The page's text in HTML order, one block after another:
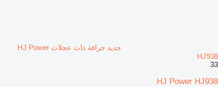
جديد جرافة ذات عجلات HJ Power
HJ938
33
HJ Power HJ938